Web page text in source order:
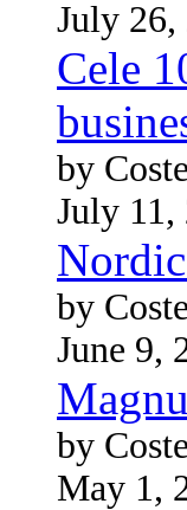
July 26,
Cele
by
July 11,
by
June 9,
by
May 1,